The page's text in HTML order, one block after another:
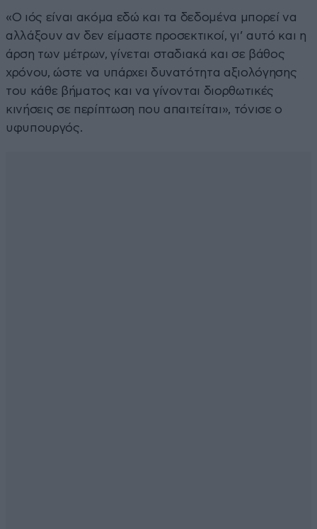
«Ο ιός είναι ακόμα εδώ και τα δεδομένα μπορεί να
αλλάξουν αν δεν είμαστε προσεκτικοί, γι’ αυτό και η
άρση των μέτρων, γίνεται σταδιακά και σε βάθος
χρόνου, ώστε να υπάρχει δυνατότητα αξιολόγησης
του κάθε βήματος και να γίνονται διορθωτικές
κινήσεις σε περίπτωση που απαιτείται», τόνισε ο
υφυπουργός.